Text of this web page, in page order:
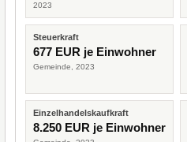
2023
Steuerkraft
677 EUR je Einwohner
Gemeinde, 2023
Einzelhandelskaufkraft
8.250 EUR je Einwohner